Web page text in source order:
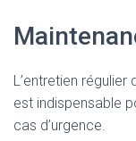
L’entretien
est indispensable
cas d’urgence.